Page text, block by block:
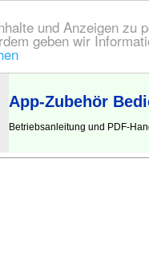
und Anzeigen zu
geben wir
deutsche Anleitung!
App-Zubehör
Betriebsanleitung und PDF-